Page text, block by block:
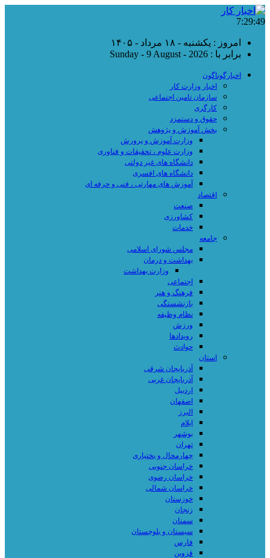
7:29:49
امروز : یکشنبه - ۱۸ مرداد - ۱۴۰۵
برابر با : Sunday - 9 August - 2026
اخبارگوناگون
اخبار وزارت کار
سازمان تامین اجتماعی
کارگری
حقوق و دستمزد
بخش آموزش و پژوهش
وزارت آموزش و پرورش
وزارت علوم ، تحقیقات و فناوری
دانشگاه های غیر دولتی
دانشگاه های افسری
آموزش های مهارتی ، فنی و حرفه ای
اقتصاد
صنعت
کشاورزی
خدمات
جامعه
مجلس شورای اسلامی
بهداشت و درمان
وزارت بهداشت
اجتماعی
فرهنگ و هنر
بازنشستگی
نظام وظیفه
ورزش
رویدادها
حوادث
استان
آذربایجان شرقی
آذربایجان غربی
اردبیل
اصفهان
البرز
ایلام
بوشهر
تهران
چهارمحال و بختیاری
خراسان جنوبی
خراسان رضوی
خراسان شمالی
خوزستان
زنجان
سمنان
سیستان و بلوچستان
فارس
قزوین